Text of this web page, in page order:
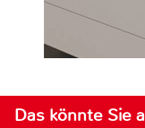
Das könnte Sie